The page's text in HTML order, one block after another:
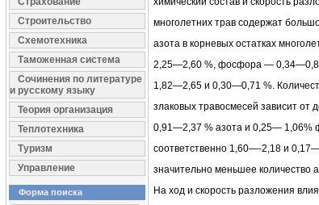
Строительство
Схемотехника
Таможенная система
Сочинения по литературе
и русскому языку
Теория организация
Теплотехника
Туризм
Управление
Форма поиска
многолетних трав содержат
азота в корневых остатках
2,25—2,60 %, фосфора — 0,34—0,80
1,82—2,65 и 0,30—0,71 %.
злаковых травосмесей зависит от
0,91—2,37 % азота и 0,25— 1,06%
соответственно 1,60—-2,18 и
значительно меньшее количество
На ход и скорость разложения